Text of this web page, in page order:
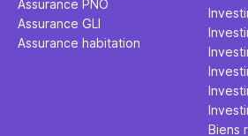
Assurance PNO
Assurance GLI
Assurance habitation
Biens